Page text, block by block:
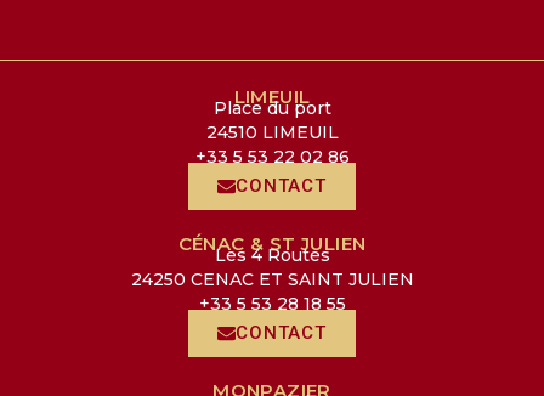
LIMEUIL
Place du port
24510 LIMEUIL
+33 5 53 22 02 86
CONTACT
CÉNAC & ST JULIEN
Les 4 Routes
24250 CENAC ET SAINT JULIEN
+33 5 53 28 18 55
CONTACT
MONPAZIER